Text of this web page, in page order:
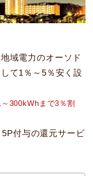
域電力のオーソド
て1％～5％安く設
300kWhまで3％割
付与の還元サービ